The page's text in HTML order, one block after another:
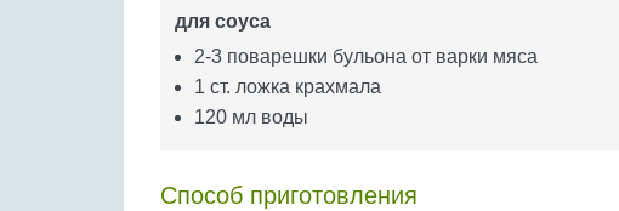
для соуса
2-3 поварешки бульона от варки мяса
1 ст. ложка крахмала
120 мл воды
Способ приготовления